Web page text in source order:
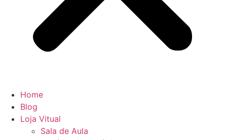
Home
Blog
Loja Vitual
Sala de Aula